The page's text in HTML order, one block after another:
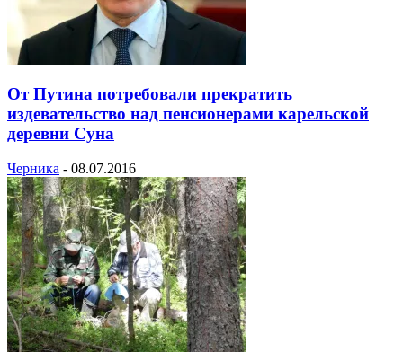
От Путина потребовали прекратить
издевательство над пенсионерами карельской
деревни Суна
Черника - 08.07.2016